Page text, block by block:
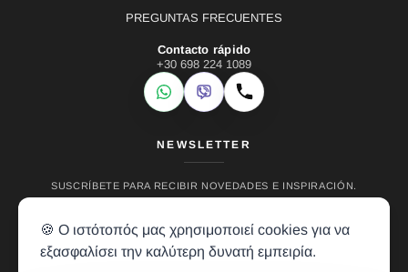
PREGUNTAS FRECUENTES
Contacto rápido
+30 698 224 1089
WhatsApp
Viber Llamar
NEWSLETTER
SUSCRÍBETE PARA RECIBIR NOVEDADES E INSPIRACIÓN.
🍪 Ο ιστότοπός μας χρησιμοποιεί cookies για να
εξασφαλίσει την καλύτερη δυνατή εμπειρία.